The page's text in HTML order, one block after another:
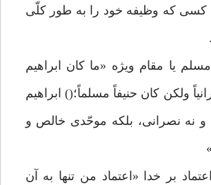
كسى كه وظيفه خود را به طور كلّى
مسلم يا مقام ويژه «ما كان ابراهيم
ولكن كان حنيفاً مسلماً؛() ابراهيم
و نه نصرانى، بلكه موحّدى خالص و
بر خدا «اعتماد من تنها به آن